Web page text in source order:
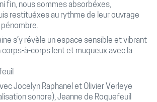
fin, nous sommes absorbéxes,
restituéxes au rythme de leur ouvrage
pénombre.
s’y révèle un espace sensible et vibrant
corps-à-corps lent et muqueux avec la
Jocelyn Raphanel et Olivier Verleye
sonore), Jeanne de Roquefeuil